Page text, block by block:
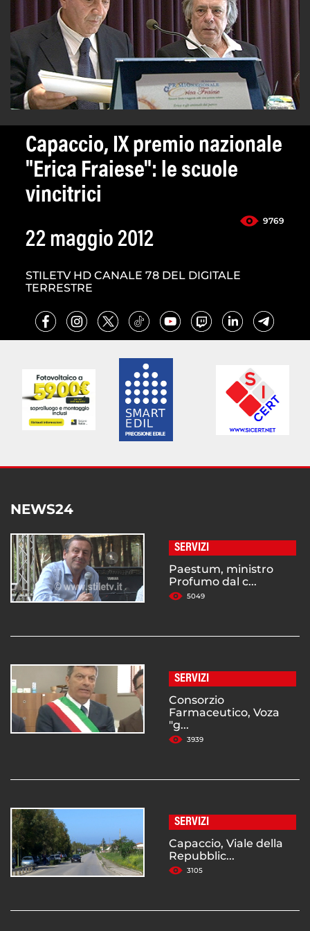
Capaccio, IX premio nazionale
"Erica Fraiese": le scuole
vincitrici
9769
22 maggio 2012
STILETV HD CANALE 78 DEL DIGITALE
TERRESTRE
NEWS24
SERVIZI
Paestum, ministro
Profumo dal c...
5049
SERVIZI
Consorzio
Farmaceutico, Voza
"g...
3939
SERVIZI
Capaccio, Viale della
Repubblic...
3105